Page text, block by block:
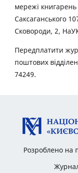
мережі
Саксаганського
Сковороди, 2,
Передплатити
поштових
74249.
Розроблено на